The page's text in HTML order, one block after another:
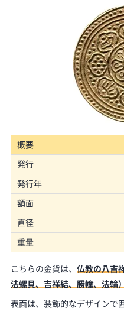
概要
発行
発行年
額面
直径
重量
こちらの金貨は、 仏教の八吉
法螺貝、吉祥結、勝幢、法輪
表面は、装飾的なデザインで